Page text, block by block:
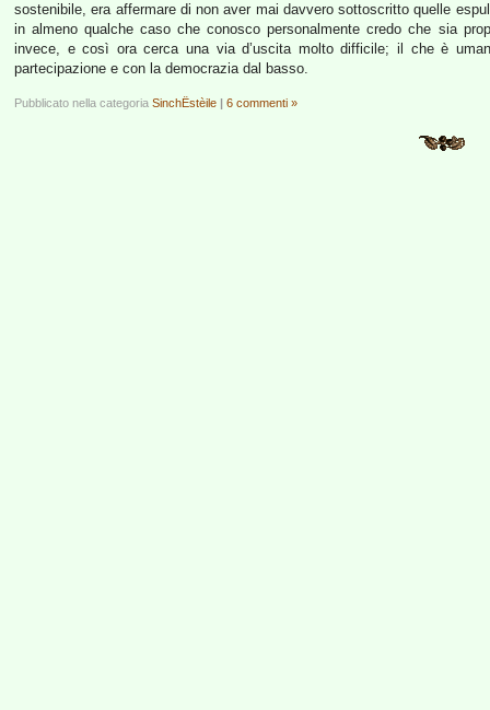
sostenibile, era affermare di non aver mai davvero sottoscritto quelle
in almeno qualche caso che conosco personalmente credo che sia
invece, e così ora cerca una via d’uscita molto difficile; il che è
partecipazione e con la democrazia dal basso.
Pubblicato nella categoria SinchËstèile | 6 commenti »